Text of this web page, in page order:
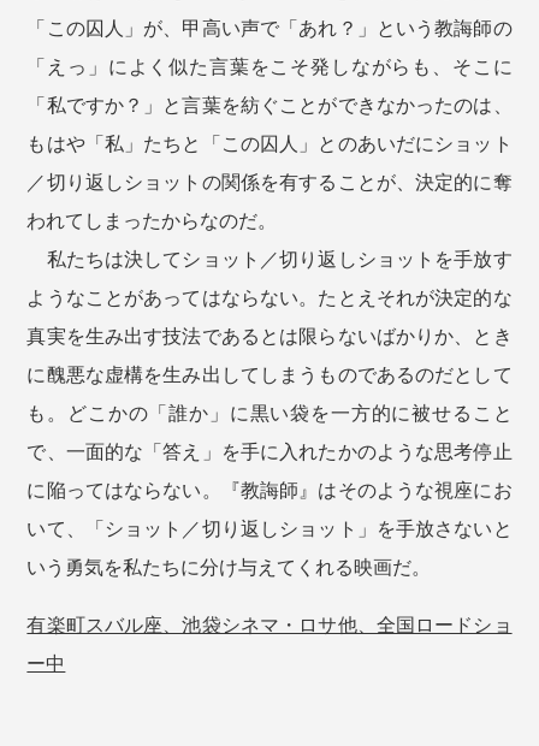
「この囚人」が、甲高い声で「あれ？」という教誨師の
「えっ」によく似た言葉をこそ発しながらも、そこに
「私ですか？」と言葉を紡ぐことができなかったのは、
もはや「私」たちと「この囚人」とのあいだにショット
／切り返しショットの関係を有することが、決定的に奪
われてしまったからなのだ。
私たちは決してショット／切り返しショットを手放す
ようなことがあってはならない。たとえそれが決定的な
真実を生み出す技法であるとは限らないばかりか、とき
に醜悪な虚構を生み出してしまうものであるのだとして
も。どこかの「誰か」に黒い袋を一方的に被せること
で、一面的な「答え」を手に入れたかのような思考停止
に陥ってはならない。『教誨師』はそのような視座にお
いて、「ショット／切り返しショット」を手放さないと
いう勇気を私たちに分け与えてくれる映画だ。
有楽町スバル座、池袋シネマ・ロサ他、全国ロードショ
ー中